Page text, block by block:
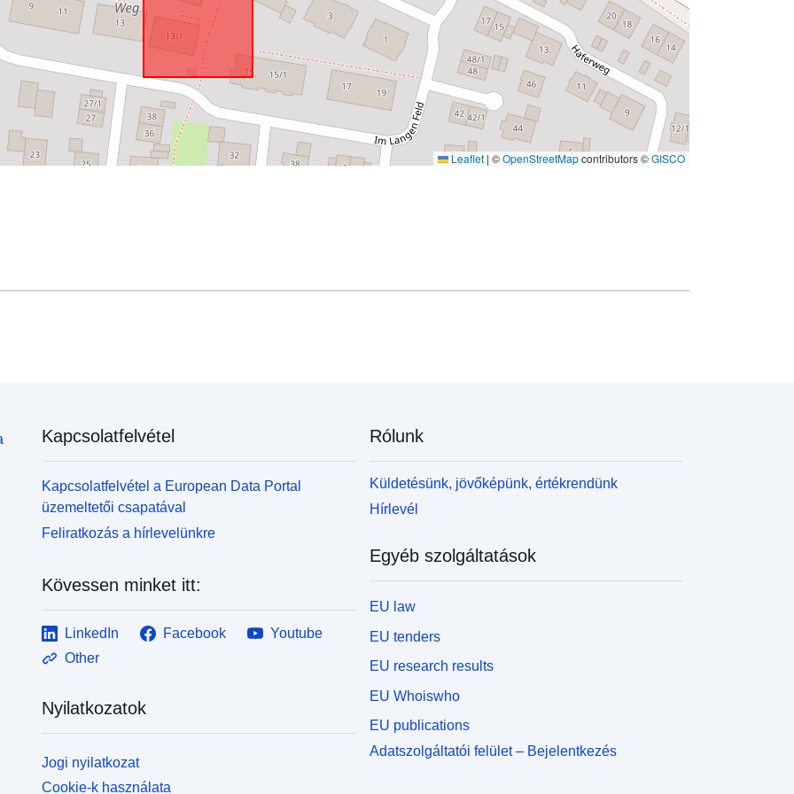
Leaflet | ©OpenStreetMapcontributors ©GISCO
Kapcsolatfelvétel
Kapcsolatfelvétel a European Data Portal
üzemeltetői csapatával
Feliratkozás a hírlevelünkre
Kövessen minket itt:
LinkedIn Facebook
Youtube
Other
Nyilatkozatok
Jogi nyilatkozat
Cookie-k használata
Rólunk
Küldetésünk, jövőképünk, értékrendünk
Hírlevél
Egyéb szolgáltatások
EU law
EU tenders
EU research results
EU Whoiswho
EU publications
Adatszolgáltatói felület – Bejelentkezés